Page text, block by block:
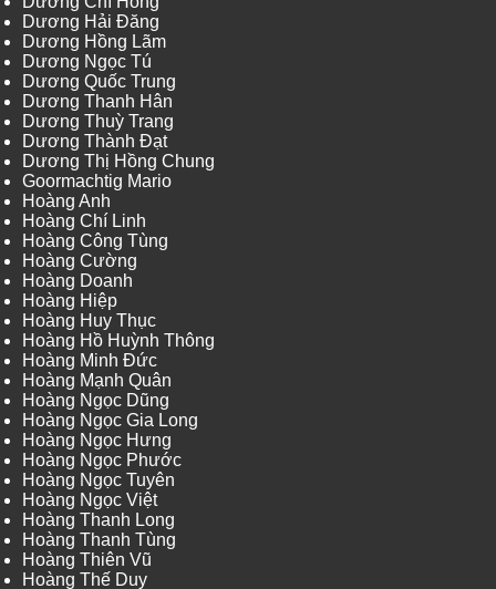
Dương Hải Đăng
Dương Hồng Lãm
Dương Ngọc Tú
Dương Quốc Trung
Dương Thanh Hân
Dương Thuỳ Trang
Dương Thành Đạt
Dương Thị Hồng Chung
Goormachtig Mario
Hoàng Anh
Hoàng Chí Linh
Hoàng Công Tùng
Hoàng Cường
Hoàng Doanh
Hoàng Hiệp
Hoàng Huy Thục
Hoàng Hồ Huỳnh Thông
Hoàng Minh Đức
Hoàng Mạnh Quân
Hoàng Ngọc Dũng
Hoàng Ngọc Gia Long
Hoàng Ngọc Hưng
Hoàng Ngọc Phước
Hoàng Ngọc Tuyên
Hoàng Ngọc Việt
Hoàng Thanh Long
Hoàng Thanh Tùng
Hoàng Thiên Vũ
Hoàng Thế Duy